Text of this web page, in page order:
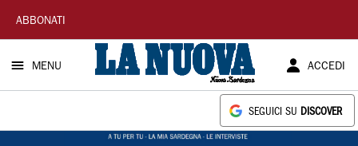
La
Nuova
Sardegna
ABBONATI
MENU ACCEDI
SEGUICI SU DISCOVER